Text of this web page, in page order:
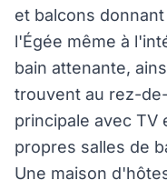
et balcons
l'Égée même à
bain attenante,
trouvent au rez-
principale avec
propres salles de
Une maison